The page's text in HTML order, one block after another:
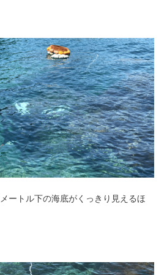
ートル下の海底がくっきり見えるほ